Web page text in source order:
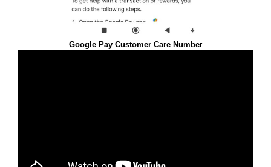
Google Pay Customer Care Number